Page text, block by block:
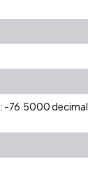
-76.5000 decimal